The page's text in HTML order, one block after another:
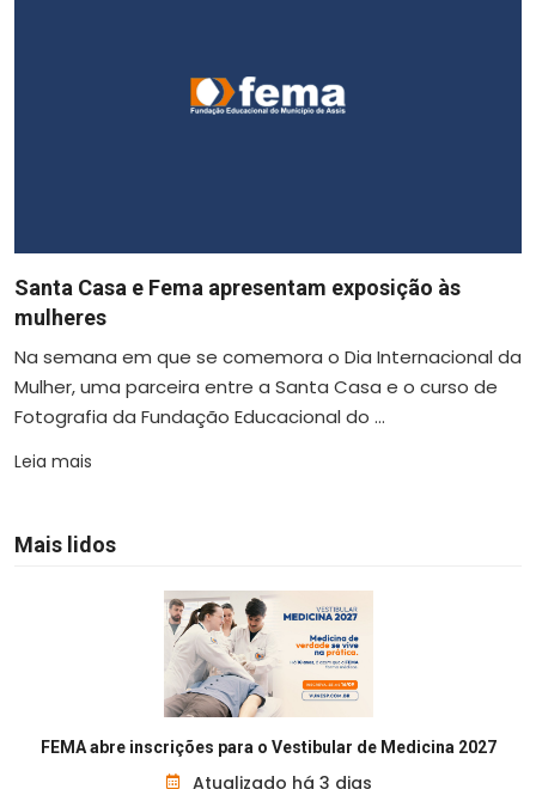
Santa Casa e Fema apresentam exposição às
mulheres
Na semana em que se comemora o Dia Internacional da
Mulher, uma parceira entre a Santa Casa e o curso de
Fotografia da Fundação Educacional do ...
Leia mais
Mais lidos
FEMA abre inscrições para o Vestibular de Medicina 2027
Atualizado há 3 dias